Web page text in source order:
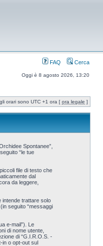
FAQ Cerca
Oggi è 8 agosto 2026, 13:20
orari sono UTC +1 ora [ ora legale ]
Spontanee”,
“le tue
file di testo che
dal
da leggere,
intende trattare solo
seguito “messaggi
e-mail”). Le
di nome utente,
di “G.I.R.O.S. -
in o opt-out sul